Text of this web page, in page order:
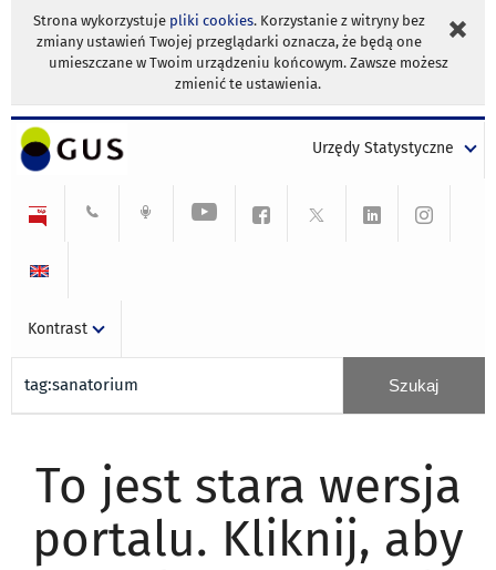
Strona wykorzystuje pliki cookies. Korzystanie z witryny bez
zmiany ustawień Twojej przeglądarki oznacza, że będą one
umieszczane w Twoim urządzeniu końcowym. Zawsze możesz
zmienić te ustawienia.
Urzędy Statystyczne
Kontrast
To jest stara wersja
portalu. Kliknij, aby